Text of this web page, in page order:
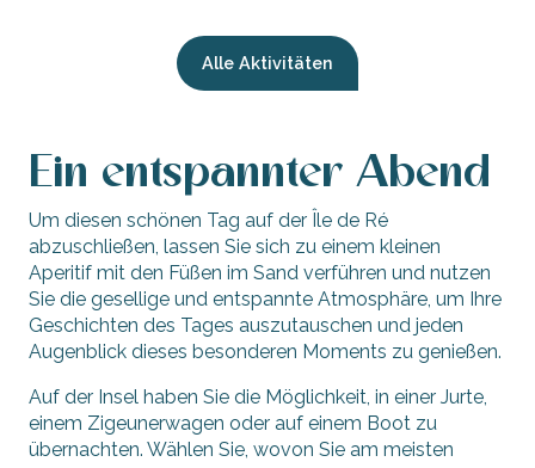
Alle Aktivitäten
Ein entspannter Abend
Um diesen schönen Tag auf der Île de Ré
abzuschließen, lassen Sie sich zu einem kleinen
Aperitif mit den Füßen im Sand verführen und nutzen
Sie die gesellige und entspannte Atmosphäre, um Ihre
Geschichten des Tages auszutauschen und jeden
Augenblick dieses besonderen Moments zu genießen.
Auf der Insel haben Sie die Möglichkeit, in einer Jurte,
einem Zigeunerwagen oder auf einem Boot zu
übernachten. Wählen Sie, wovon Sie am meisten